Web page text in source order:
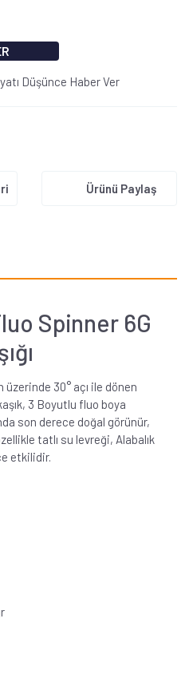
Düşünce Haber Ver
Ürünü Paylaş
Spinner 6G
üzerinde 30° açı ile dönen
3 Boyutlu fluo boya
son derece doğal görünür,
tatlı su levreği, Alabalık
etkilidir.